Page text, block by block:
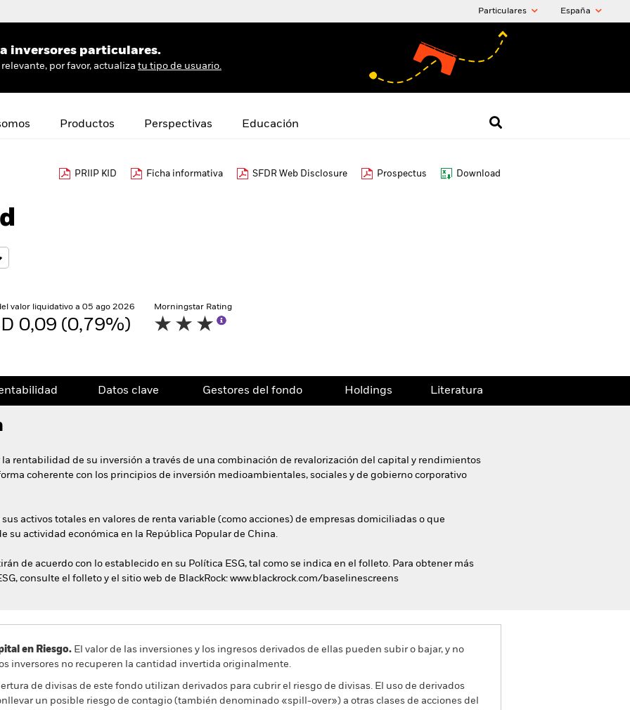
Particulares España
inversores particulares.
por favor, actualiza tu tipo de usuario.
Productos Perspectivas Educación
PRIIP KID Ficha informativa SFDR Web Disclosure Prospectus Download
valor liquidativo a 05 ago 2026
0,09 (0,79%)
Morningstar Rating
Datos clave Gestores del fondo Holdings Literatura
rentabilidad de su inversión a través de una combinación de revalorización del capital y rendimientos
coherente con los principios de inversión medioambientales, sociales y de gobierno corporativo
activos totales en valores de renta variable (como acciones) de empresas domiciliadas o que
su actividad económica en la República Popular de China.
de acuerdo con lo establecido en su Política ESG, tal como se indica en el folleto. Para obtener más
consulte el folleto y el sitio web de BlackRock: www.blackrock.com/baselinescreens
en Riesgo. El valor de las inversiones y los ingresos derivados de ellas pueden subir o bajar, y no
inversores no recuperen la cantidad invertida originalmente.
de divisas de este fondo utilizan derivados para cubrir el riesgo de divisas. El uso de derivados
un posible riesgo de contagio (también denominado «spill-over») a otras clases de acciones del